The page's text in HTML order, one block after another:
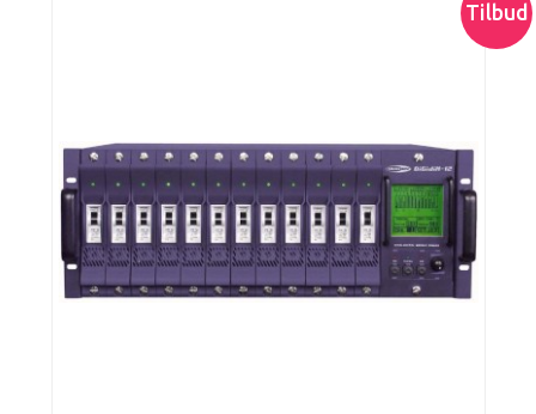
Tilbud